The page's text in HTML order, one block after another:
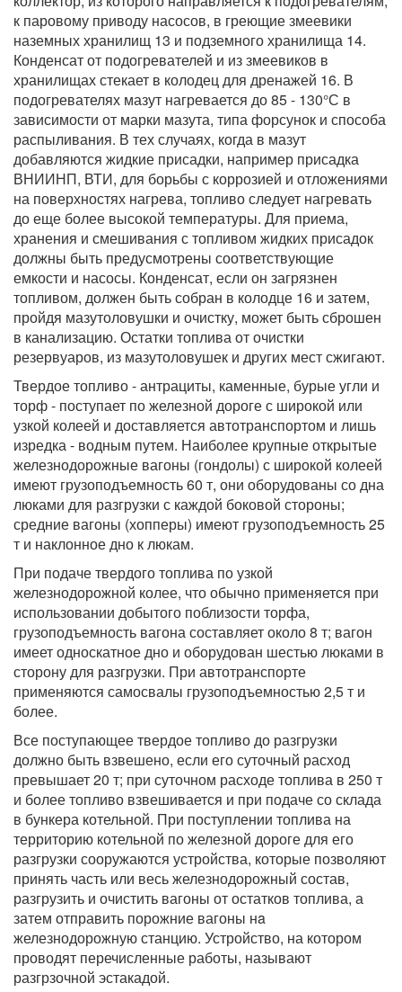
к паровому приводу насосов, в греющие змеевики
наземных хранилищ 13 и подземного хранилища 14.
Конденсат от подогревателей и из змеевиков в
хранилищах стекает в колодец для дренажей 16. В
подогревателях мазут нагревается до 85 - 130°С в
зависимости от марки мазута, типа форсунок и способа
распыливания. В тех случаях, когда в мазут
добавляются жидкие присадки, например присадка
ВНИИНП, ВТИ, для борьбы с коррозией и отложениями
на поверхностях нагрева, топливо следует нагревать
до еще более высокой температуры. Для приема,
хранения и смешивания с топливом жидких присадок
должны быть предусмотрены соответствующие
емкости и насосы. Конденсат, если он загрязнен
топливом, должен быть собран в колодце 16 и затем,
пройдя мазутоловушки и очистку, может быть сброшен
в канализацию. Остатки топлива от очистки
резервуаров, из мазутоловушек и других мест сжигают.
Твердое топливо - антрациты, каменные, бурые угли и
торф - поступает по железной дороге с широкой или
узкой колеей и доставляется автотранспортом и лишь
изредка - водным путем. Наиболее крупные открытые
железнодорожные вагоны (гондолы) с широкой колеей
имеют грузоподъемность 60 т, они оборудованы со дна
люками для разгрузки с каждой боковой стороны;
средние вагоны (хопперы) имеют грузоподъемность 25
т и наклонное дно к люкам.
При подаче твердого топлива по узкой
железнодорожной колее, что обычно применяется при
использовании добытого поблизости торфа,
грузоподъемность вагона составляет около 8 т; вагон
имеет односкатное дно и оборудован шестью люками в
сторону для разгрузки. При автотранспорте
применяются самосвалы грузоподъемностью 2,5 т и
более.
Все поступающее твердое топливо до разгрузки
должно быть взвешено, если его суточный расход
превышает 20 т; при суточном расходе топлива в 250 т
и более топливо взвешивается и при подаче со склада
в бункера котельной. При поступлении топлива на
территорию котельной по железной дороге для его
разгрузки сооружаются устройства, которые позволяют
принять часть или весь железнодорожный состав,
разгрузить и очистить вагоны от остатков топлива, а
затем отправить порожние вагоны нa
железнодорожную станцию. Устройство, на котором
проводят перечисленные работы, называют
разгрзочной эстакадой.